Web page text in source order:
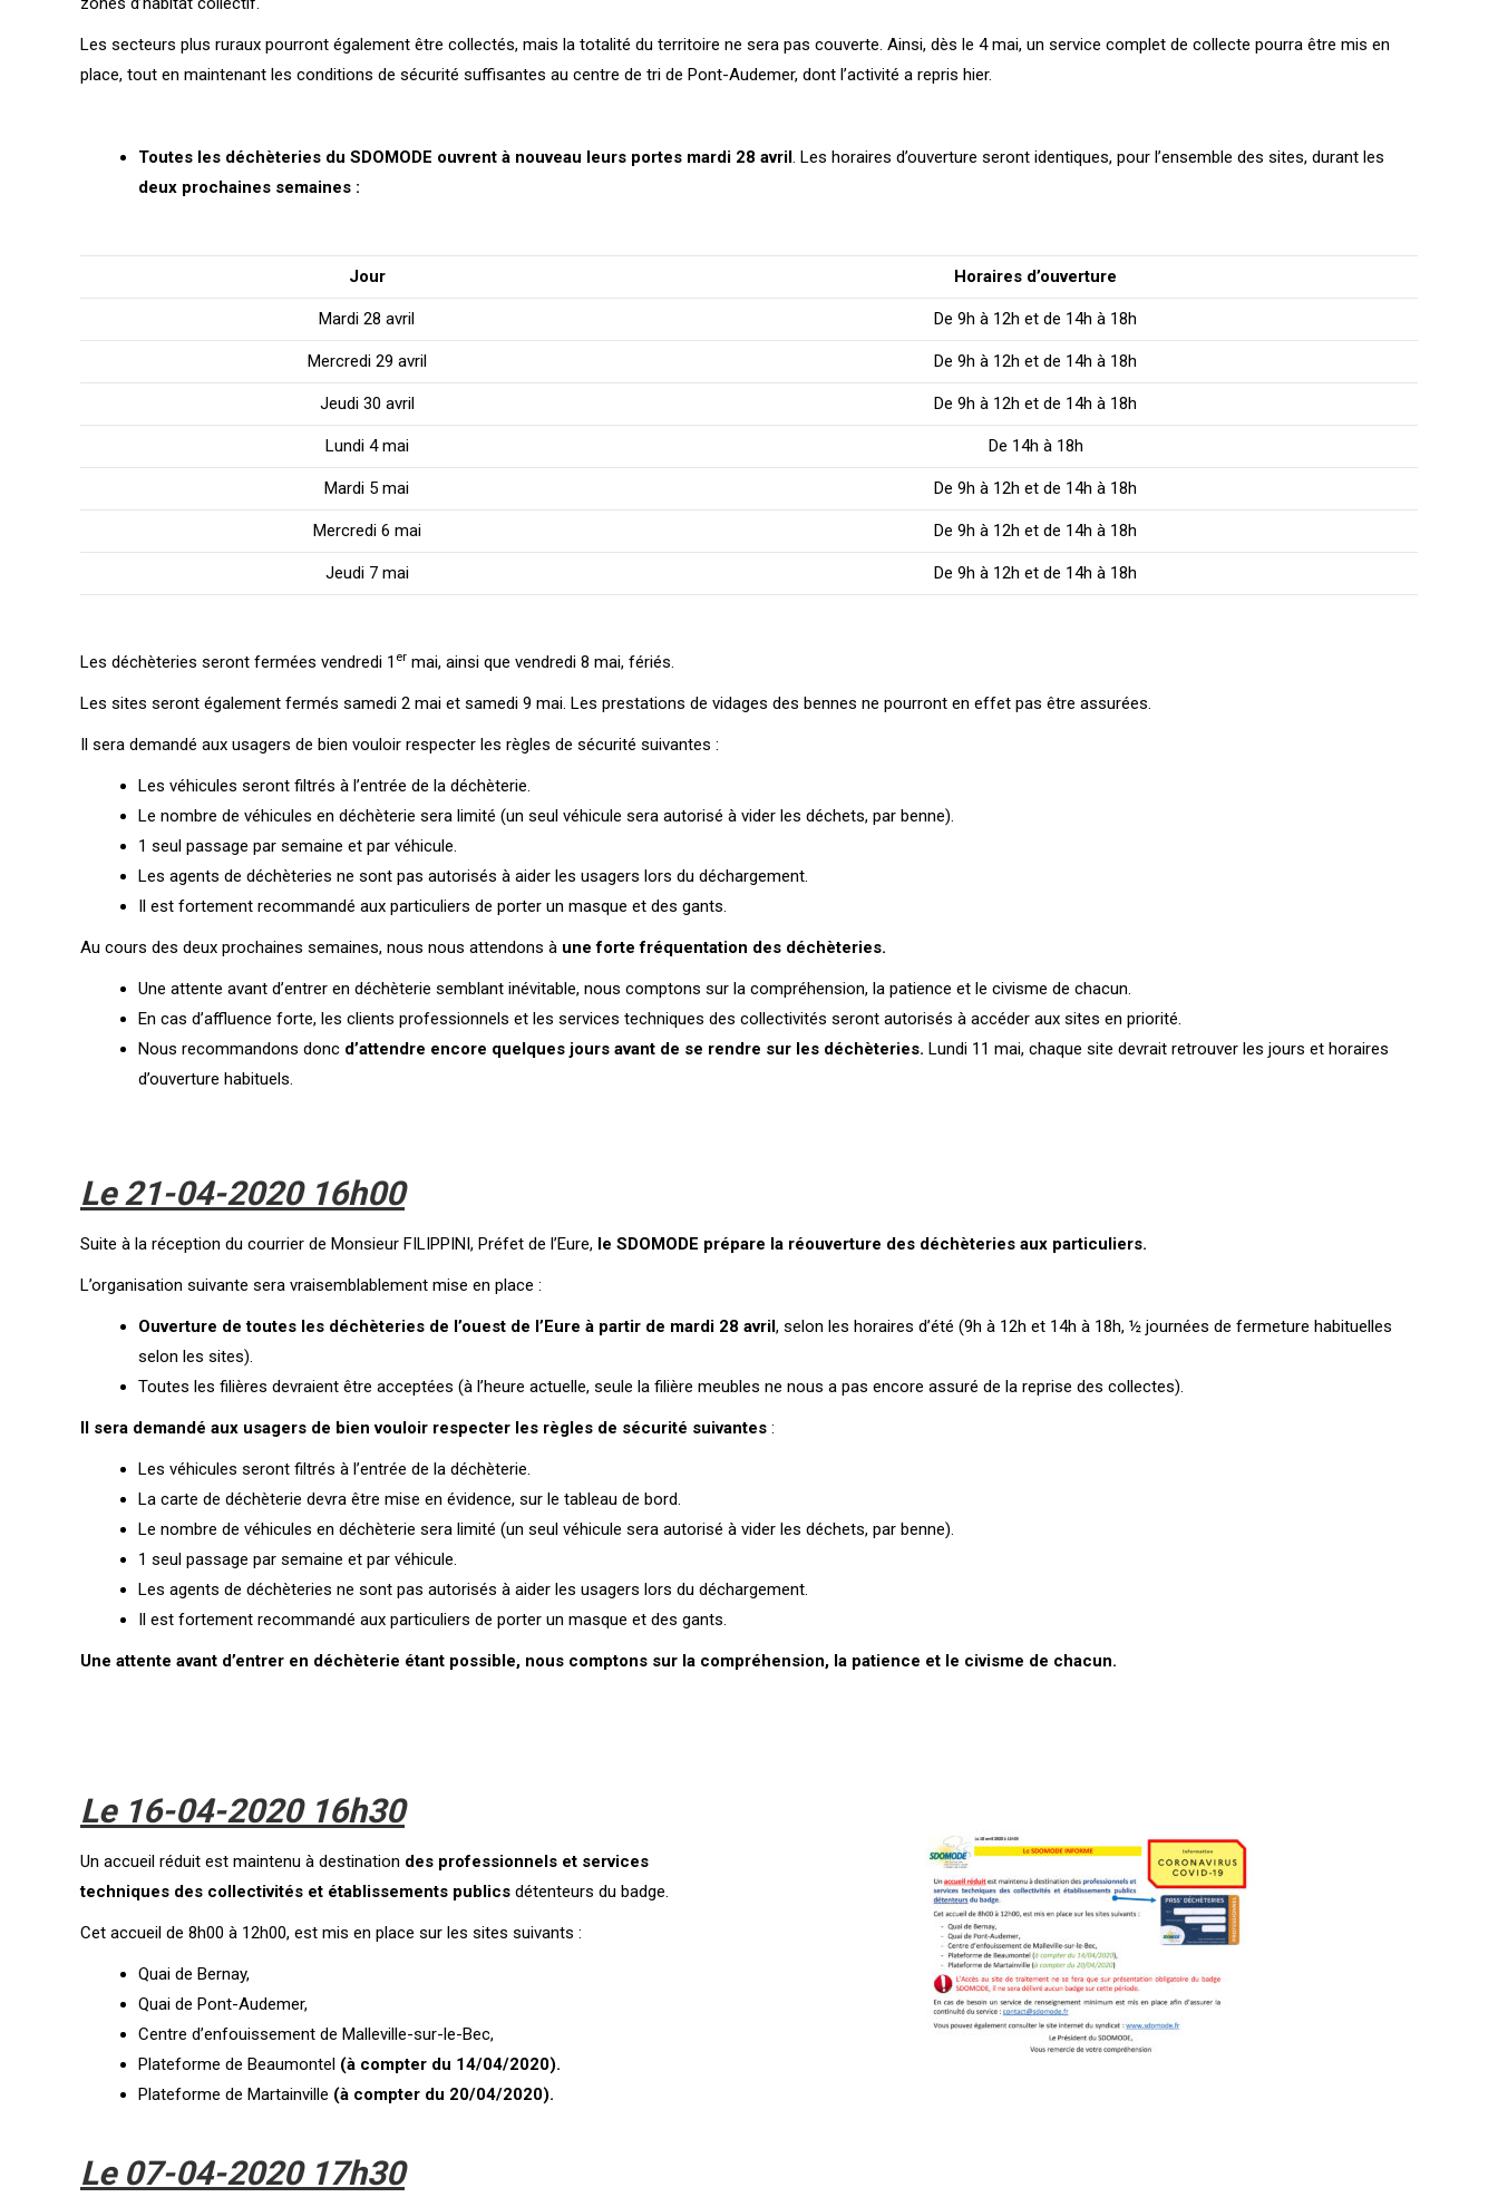
Les secteurs plus ruraux pourront également être collectés, mais la totalité du territoire ne sera pas couverte. Ainsi, dès le 4 mai, un service complet de collecte pourra être mis en
place, tout en maintenant les conditions de sécurité suffisantes au centre de tri de Pont-Audemer, dont l’activité a repris hier.
Toutes les déchèteries du SDOMODE ouvrent à nouveau leurs portes mardi 28 avril. Les horaires d’ouverture seront identiques, pour l’ensemble des sites, durant les
deux prochaines semaines :
Jour Horaires d’ouverture
Mardi 28 avril De 9h à 12h et de 14h à 18h
Mercredi 29 avril De 9h à 12h et de 14h à 18h
Jeudi 30 avril De 9h à 12h et de 14h à 18h
Lundi 4 mai De 14h à 18h
Mardi 5 mai De 9h à 12h et de 14h à 18h
Mercredi 6 mai De 9h à 12h et de 14h à 18h
Jeudi 7 mai De 9h à 12h et de 14h à 18h
Les déchèteries seront fermées vendredi 1 er mai, ainsi que vendredi 8 mai, fériés.
Les sites seront également fermés samedi 2 mai et samedi 9 mai. Les prestations de vidages des bennes ne pourront en effet pas être assurées.
Il sera demandé aux usagers de bien vouloir respecter les règles de sécurité suivantes :
Les véhicules seront filtrés à l’entrée de la déchèterie.
Le nombre de véhicules en déchèterie sera limité (un seul véhicule sera autorisé à vider les déchets, par benne).
1 seul passage par semaine et par véhicule.
Les agents de déchèteries ne sont pas autorisés à aider les usagers lors du déchargement.
Il est fortement recommandé aux particuliers de porter un masque et des gants.
Au cours des deux prochaines semaines, nous nous attendons à une forte fréquentation des déchèteries.
Une attente avant d’entrer en déchèterie semblant inévitable, nous comptons sur la compréhension, la patience et le civisme de chacun.
En cas d’affluence forte, les clients professionnels et les services techniques des collectivités seront autorisés à accéder aux sites en priorité.
Nous recommandons donc d’attendre encore quelques jours avant de se rendre sur les déchèteries. Lundi 11 mai, chaque site devrait retrouver les jours et horaires
d’ouverture habituels.
Le 21-04-2020 16h00
Suite à la réception du courrier de Monsieur FILIPPINI, Préfet de l’Eure, le SDOMODE prépare la réouverture des déchèteries aux particuliers.
L’organisation suivante sera vraisemblablement mise en place :
Ouverture de toutes les déchèteries de l’ouest de l’Eure à partir de mardi 28 avril, selon les horaires d’été (9h à 12h et 14h à 18h, ½ journées de fermeture habituelles
selon les sites).
Toutes les filières devraient être acceptées (à l’heure actuelle, seule la filière meubles ne nous a pas encore assuré de la reprise des collectes).
Il sera demandé aux usagers de bien vouloir respecter les règles de sécurité suivantes :
Les véhicules seront filtrés à l’entrée de la déchèterie.
La carte de déchèterie devra être mise en évidence, sur le tableau de bord.
Le nombre de véhicules en déchèterie sera limité (un seul véhicule sera autorisé à vider les déchets, par benne).
1 seul passage par semaine et par véhicule.
Les agents de déchèteries ne sont pas autorisés à aider les usagers lors du déchargement.
Il est fortement recommandé aux particuliers de porter un masque et des gants.
Une attente avant d’entrer en déchèterie étant possible, nous comptons sur la compréhension, la patience et le civisme de chacun.
Le 16-04-2020 16h30
Un accueil réduit est maintenu à destination des professionnels et services
techniques des collectivités et établissements publics détenteurs du badge.
Cet accueil de 8h00 à 12h00, est mis en place sur les sites suivants :
Quai de Bernay,
Quai de Pont-Audemer,
Centre d’enfouissement de Malleville-sur-le-Bec,
Plateforme de Beaumontel (à compter du 14/04/2020).
Plateforme de Martainville (à compter du 20/04/2020).
Le 07-04-2020 17h30